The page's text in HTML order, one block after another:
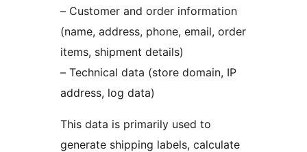
– Customer and order information
(name, address, phone, email, order
items, shipment details)
– Technical data (store domain, IP
address, log data)
This data is primarily used to
generate shipping labels, calculate